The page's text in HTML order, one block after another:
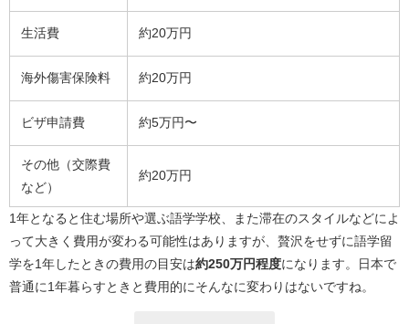
生活費 約20万円
海外傷害保険料 約20万円
ビザ申請費 約5万円〜
その他（交際費
など）
約20万円
1年となると住む場所や選ぶ語学学校、また滞在のスタイルなどによ
って大きく費用が変わる可能性はありますが、贅沢をせずに語学留
学を1年したときの費用の目安は約250万円程度になります。日本で
普通に1年暮らすときと費用的にそんなに変わりはないですね。